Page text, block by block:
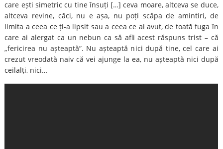
care ești simetric cu tine însuți […] ceva moare, altceva se duce,
altceva revine, căci, nu e așa, nu poți scăpa de amintiri, de
limita a ceea ce ți-a lipsit sau a ceea ce ai avut, de toată fuga în
care ai alergat ca un nebun ca să afli acest răspuns trist – că
„fericirea nu așteaptă”. Nu așteaptă nici după tine, cel care ai
crezut vreodată naiv că vei ajunge la ea, nu așteaptă nici după
ceilalți, nici…